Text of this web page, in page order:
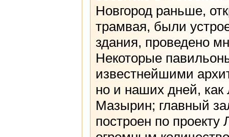
Новгород раньше,
трамвая, были
здания, проведено
Некоторые
известнейшими
но и наших дней,
Мазырин; главный
построен по